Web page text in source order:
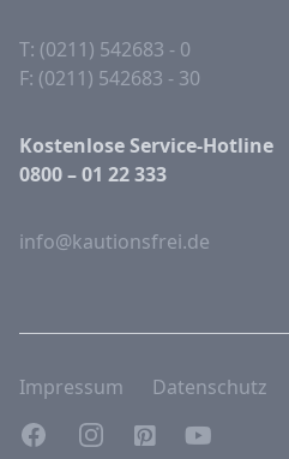
T: (0211) 542683 - 0
F: (0211) 542683 - 30
Kostenlose Service-Hotline
0800 – 01 22 333
info@kautionsfrei.de
Impressum Datenschutz
FacebookInstagramPinterestYouTube